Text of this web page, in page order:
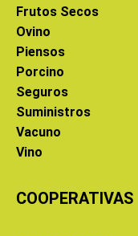
Frutos Secos
Ovino
Piensos
Porcino
Seguros
Suministros
Vacuno
Vino
COOPERATIVAS